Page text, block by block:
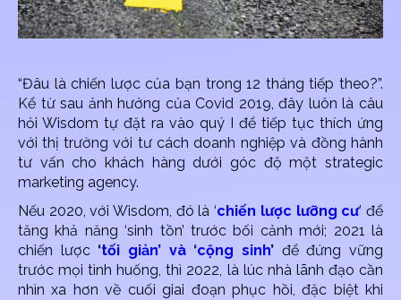
“Đâu là chiến lược của bạn trong 12 tháng tiếp theo?”.
Kể từ sau ảnh hưởng của Covid 2019, đây luôn là câu
hỏi Wisdom tự đặt ra vào quý I để tiếp tục thích ứng
với thị trường với tư cách doanh nghiệp và đồng hành
tư vấn cho khách hàng dưới góc độ một strategic
marketing agency.
Nếu 2020, với Wisdom, đó là ‘chiến lược lưỡng cư’ để
tăng khả năng ‘sinh tồn’ trước bối cảnh mới; 2021 là
chiến lược ‘tối giản’ và ‘cộng sinh’ để đứng vững
trước mọi tình huống, thì 2022, là lúc nhà lãnh đạo cần
nhìn xa hơn về cuối giai đoạn phục hồi, đặc biệt khi